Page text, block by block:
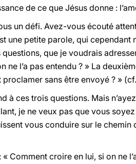
de ce que Jésus donne :
un défi. Avez-vous écouté
une petite parole, qui
que je voudrais
ne l’a pas entendu ? » La
sans être envoyé ? » (cf.
à ces trois questions. Mais
je ne veux pas que vous
vous conduire sur le
Comment croire en lui, si on ne